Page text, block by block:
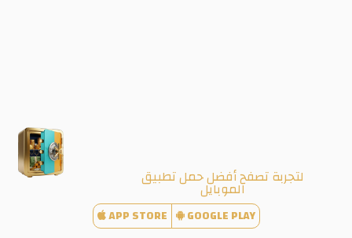
لتجربة تصفح أفضل حمل تطبيق
الموبايل
APP STORE GOOGLE PLAY